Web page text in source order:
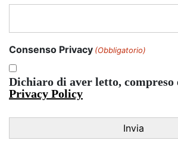
Consenso Privacy (Obbligatorio)
Dichiaro di aver letto, compreso
Privacy Policy